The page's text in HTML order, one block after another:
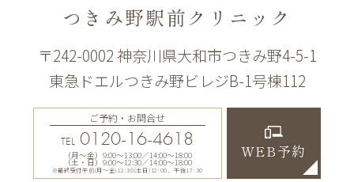
つきみ野駅前クリニック
〒242-0002 神奈川県大和市つきみ野4-5-1
東急ドエルつきみ野ビレジB-1号棟112
ご予約・お問合せ
TEL 0120-16-4618
（月〜金）9:00〜13:00／14:00〜18:00
（土・日）9:00〜12:30／14:00〜18:00
※最終受付午前(月～金)12:30(土日)12:00、午後17:30
WEB予約